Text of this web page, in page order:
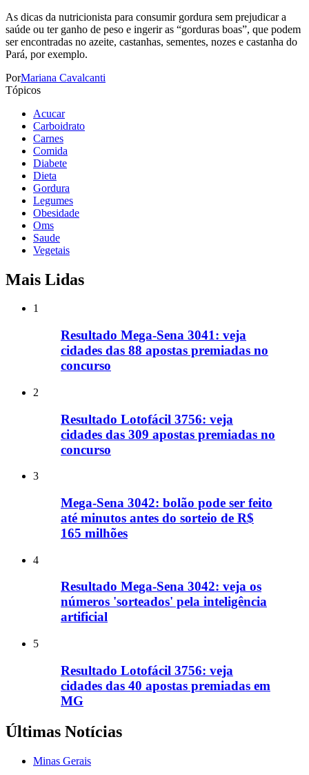
As dicas da nutricionista para consumir gordura sem prejudicar a
saúde ou ter ganho de peso e ingerir as “gorduras boas”, que podem
ser encontradas no azeite, castanhas, sementes, nozes e castanha do
Pará, por exemplo.
PorMariana Cavalcanti
Tópicos
Acucar
Carboidrato
Carnes
Comida
Diabete
Dieta
Gordura
Legumes
Obesidade
Oms
Saude
Vegetais
Mais Lidas
1
Resultado Mega-Sena 3041: veja
cidades das 88 apostas premiadas no
concurso
2
Resultado Lotofácil 3756: veja
cidades das 309 apostas premiadas no
concurso
3
Mega-Sena 3042: bolão pode ser feito
até minutos antes do sorteio de R$
165 milhões
4
Resultado Mega-Sena 3042: veja os
números 'sorteados' pela inteligência
artificial
5
Resultado Lotofácil 3756: veja
cidades das 40 apostas premiadas em
MG
Últimas Notícias
Minas Gerais